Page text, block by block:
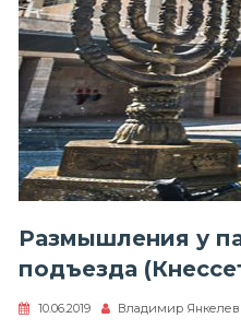
Размышления у
подъезда
10.06.2019 Владимир